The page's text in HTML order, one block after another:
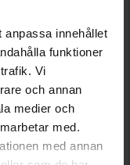
anpassa innehållet
funktioner
Vi
och annan
medier och
med.
med annan
(H)